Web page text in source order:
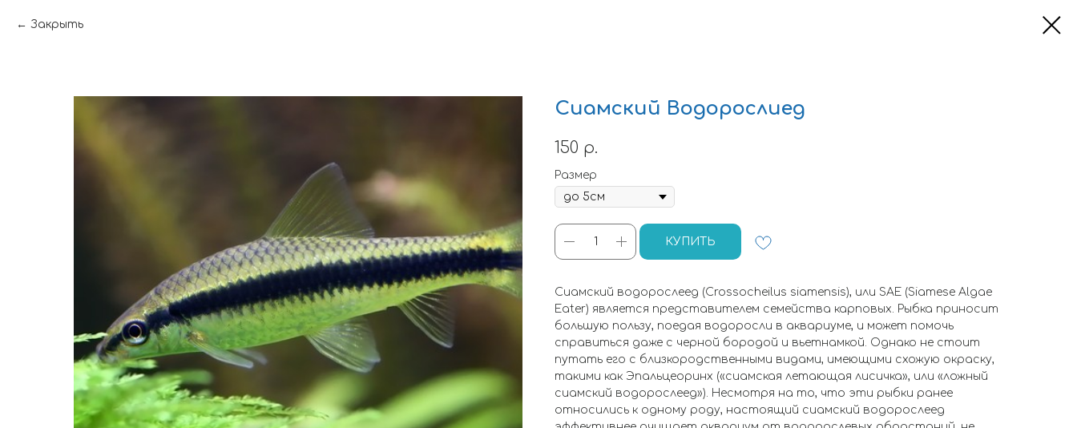
Закрыть
Сиамский Водорослиед
150 р.
Размер
КУПИТЬ
Сиамский водорослеед (Crossocheilus siamensis), или SАЕ (Siamese Algae
Eater) является представителем семейства карповых. Рыбка приносит
большую пользу, поедая водоросли в аквариуме, и может помочь
справиться даже с черной бородой и вьетнамкой. Однако не стоит
путать его с близкородственными видами, имеющими схожую окраску,
такими как Эпальцеоринх («сиамская летающая лисичка», или «ложный
сиамский водорослеед»). Несмотря на то, что эти рыбки ранее
относились к одному роду, настоящий сиамский водорослеед